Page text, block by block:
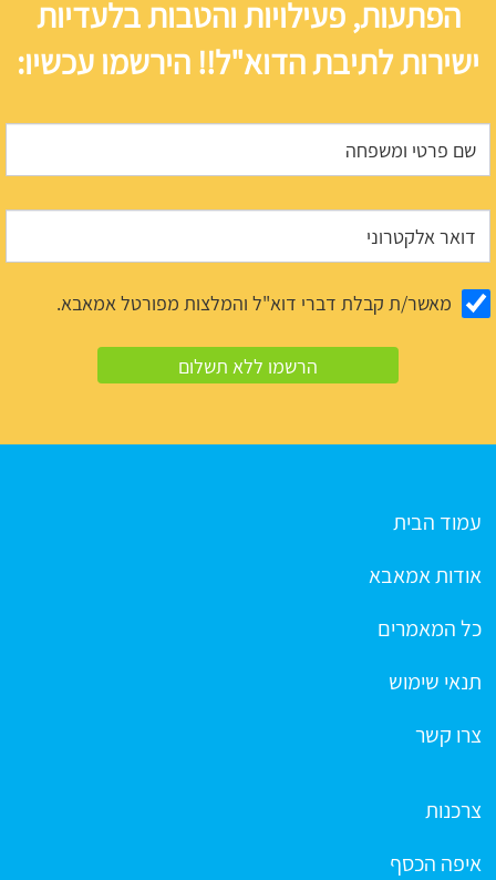
הפתעות, פעילויות והטבות בלעדיות
ישירות לתיבת הדוא"ל!! הירשמו עכשיו:
מאשר/ת קבלת דברי דוא"ל והמלצות מפורטל אמאבא.
עמוד הבית
אודות אמאבא
כל המאמרים
תנאי שימוש
צרו קשר
צרכנות
איפה הכסף